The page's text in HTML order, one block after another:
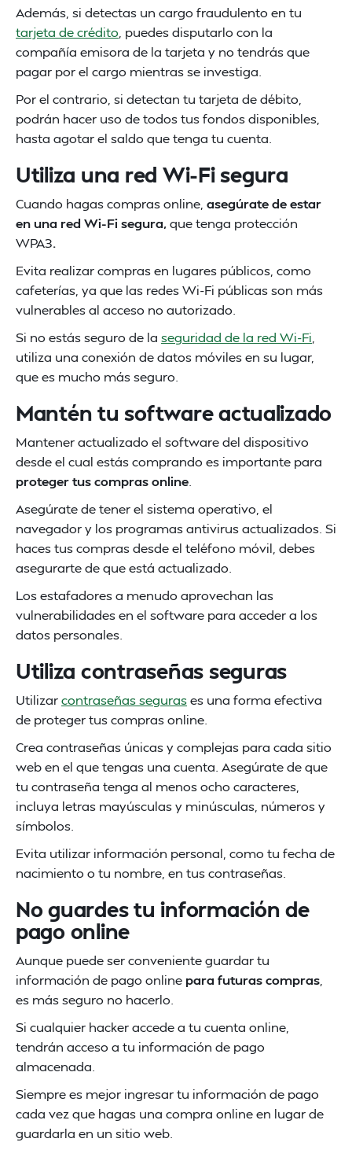
Además, si detectas un cargo fraudulento en tu
tarjeta de crédito , puedes disputarlo con la
compañía emisora de la tarjeta y no tendrás que
pagar por el cargo mientras se investiga.
Por el contrario, si detectan tu tarjeta de débito,
podrán hacer uso de todos tus fondos disponibles,
hasta agotar el saldo que tenga tu cuenta.
Utiliza una red Wi-Fi segura
Cuando hagas compras online, asegúrate de estar
en una red Wi-Fi segura,que tenga protección
WPA3.
Evita realizar compras en lugares públicos, como
cafeterías, ya que las redes Wi-Fi públicas son más
vulnerables al acceso no autorizado.
Si no estás seguro de la seguridad de la red Wi-Fi
utiliza una conexión de datos móviles en su lugar,
que es mucho más seguro.
Mantén tu software actualizado
Mantener actualizado el software del dispositivo
desde el cual estás comprando es importante para
proteger tus compras online
Asegúrate de tener el sistema operativo, el
navegador y los programas antivirus actualizados. Si
haces tus compras desde el teléfono móvil, debes
asegurarte de que está actualizado.
Los estafadores a menudo aprovechan las
vulnerabilidades en el software para acceder a los
datos personales.
Utiliza contraseñas seguras
Utilizarcontraseñas segurases una forma efectiva
de proteger tus compras online.
Crea contraseñas únicas y complejas para cada sitio
web en el que tengas una cuenta. Asegúrate de que
tu contraseña tenga al menos ocho caracteres,
incluya letras mayúsculas y minúsculas, números y
símbolos.
Evita utilizar información personal, como tu fecha de
nacimiento o tu nombre, en tus contraseñas.
No guardes tu información de
pago online
Aunque puede ser conveniente guardar tu
información de pago online para futuras compras
es más seguro no hacerlo.
Si cualquier hacker accede a tu cuenta online,
tendrán acceso a tu información de pago
almacenada.
Siempre es mejor ingresar tu información de pago
cada vez que hagas una compra online en lugar de
guardarla en un sitio web.